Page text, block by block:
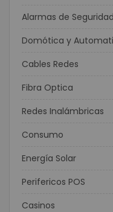
Alarmas de Seguridad
Domótica y
Cables Redes
Fibra Optica
Redes Inalámbricas
Consumo
Energía Solar
Perifericos POS
Casinos